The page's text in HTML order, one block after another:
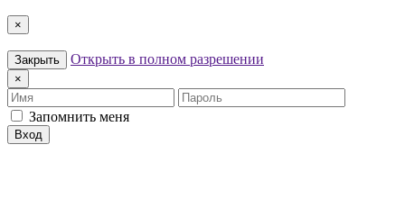
×
Закрыть Открыть в полном разрешении
×
Имя
Пароль
Запомнить меня
Вход